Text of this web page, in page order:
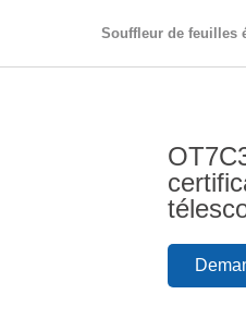
Souffleur de feuilles